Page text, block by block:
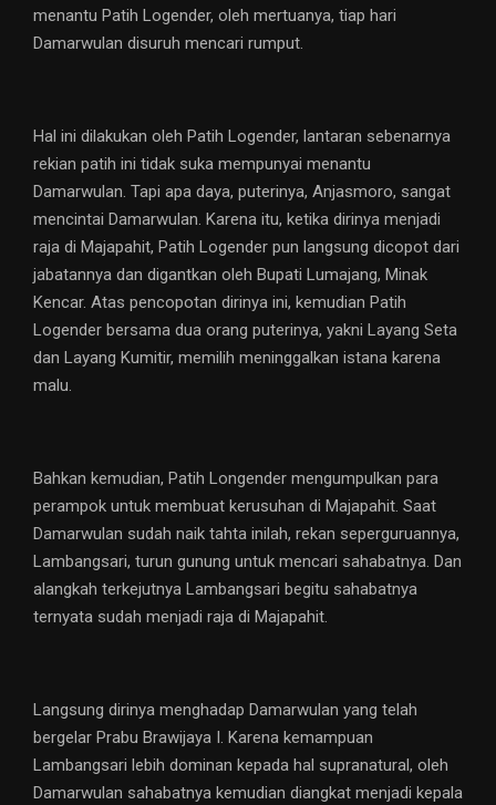
menantu Patih Logender, oleh mertuanya, tiap hari
Damarwulan disuruh mencari rumput.
Hal ini dilakukan oleh Patih Logender, lantaran sebenarnya
rekian patih ini tidak suka mempunyai menantu
Damarwulan. Tapi apa daya, puterinya, Anjasmoro, sangat
mencintai Damarwulan. Karena itu, ketika dirinya menjadi
raja di Majapahit, Patih Logender pun langsung dicopot dari
jabatannya dan digantkan oleh Bupati Lumajang, Minak
Kencar. Atas pencopotan dirinya ini, kemudian Patih
Logender bersama dua orang puterinya, yakni Layang Seta
dan Layang Kumitir, memilih meninggalkan istana karena
malu.
Bahkan kemudian, Patih Longender mengumpulkan para
perampok untuk membuat kerusuhan di Majapahit. Saat
Damarwulan sudah naik tahta inilah, rekan seperguruannya,
Lambangsari, turun gunung untuk mencari sahabatnya. Dan
alangkah terkejutnya Lambangsari begitu sahabatnya
ternyata sudah menjadi raja di Majapahit.
Langsung dirinya menghadap Damarwulan yang telah
bergelar Prabu Brawijaya I. Karena kemampuan
Lambangsari lebih dominan kepada hal supranatural, oleh
Damarwulan sahabatnya kemudian diangkat menjadi kepala